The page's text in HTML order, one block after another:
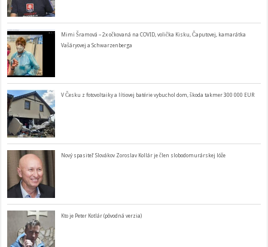
Mimi Šramová – 2x očkovaná na COVID, volička Kisku, Čaputovej, kamarátka
Vašáryovej a Schwarzenberga
V Česku z fotovoltaiky a lítiovej batérie vybuchol dom, škoda takmer 300 000 EUR
Nový spasiteľ Slovákov Zoroslav Kollár je člen slobodomurárskej lóže
Kto je Peter Kotlár (pôvodná verzia)